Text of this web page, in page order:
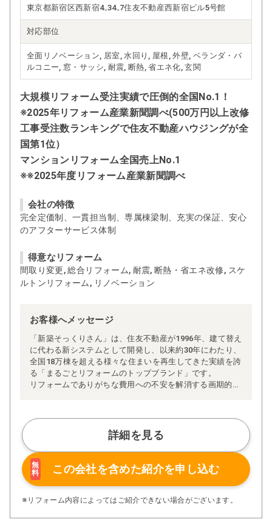
東京都新宿区西新宿4₋34₋7住友不動産西新宿ビル5号館
対応部位
全面リノベーション, 居室, 水回り, 屋根, 外壁, ベランダ・バ
ルコニー, 窓・サッシ, 耐震, 断熱, 省エネ化, 玄関
大規模リフォーム受注実績で圧倒的全国No.1！
※2025年リフォーム産業新聞調べ(500万円以上改修
工事受注数ランキングで住友不動産ハウジングが全
国第1位）
マンションリフォーム全国売上No.1
※※2025年度リフォーム産業新聞調べ
会社の特徴
完全定価制、一貫担当制、専属棟梁制、充実の保証、安心
のアフターサービス体制
得意なリフォーム
間取り変更, 総合リフォーム, 耐震, 断熱・省エネ改修, スケ
ルトンリフォーム, リノベーション
お客様へメッセージ
「新築そっくりさん」は、住友不動産が1996年、建て替え
に代わる新システムとして開発し、以来約30年にわたり、
全国18万棟を超える様々な住まいを再生してきた実績を誇
る「まるごとリフォームのトップブランド」です。
リフォームでありがちな費用への不安を解消する画期的な
ム」、経験豊かなセールスエンジニアによる「一貫担当
制」などが高い信頼を得ています。
また、大規模リフォームに習熟した施工管理者が現場を統
括する「専属棟梁制」、豊富な実績に裏付けられた充実の
施工マニュアルや検査体制により高い施工品質を実現。
さらに、住友不動産のリフォームならではの充実の保証、
アフターサービス体制で工事後も安心です。
ぜひ、あなたの大切なお住まいの再生を私たちにお任せく
詳細を見る
無
料
この会社を含めた紹介を申し込む
※リフォーム内容によってはご紹介できない場合がございます。